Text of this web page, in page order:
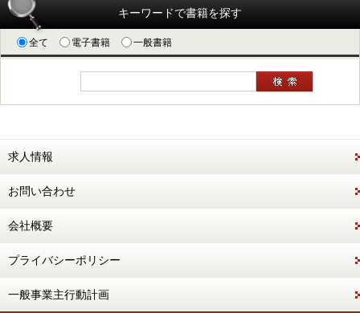
キーワードで書籍を探す
全て 電子書籍 一般書籍
求人情報
お問い合わせ
会社概要
プライバシーポリシー
一般事業主行動計画